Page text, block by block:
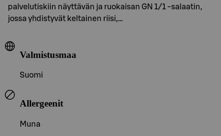
palvelutiskiin näyttävän ja ruokaisan GN 1/1 -salaatin,
jossa yhdistyvät keltainen riisi,…
Valmistusmaa
Suomi
Allergeenit
Muna